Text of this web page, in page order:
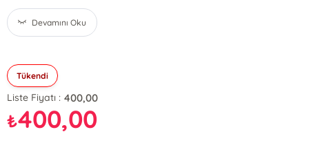
Devamını Oku
Tükendi
Liste Fiyatı : 400,00
₺400,00